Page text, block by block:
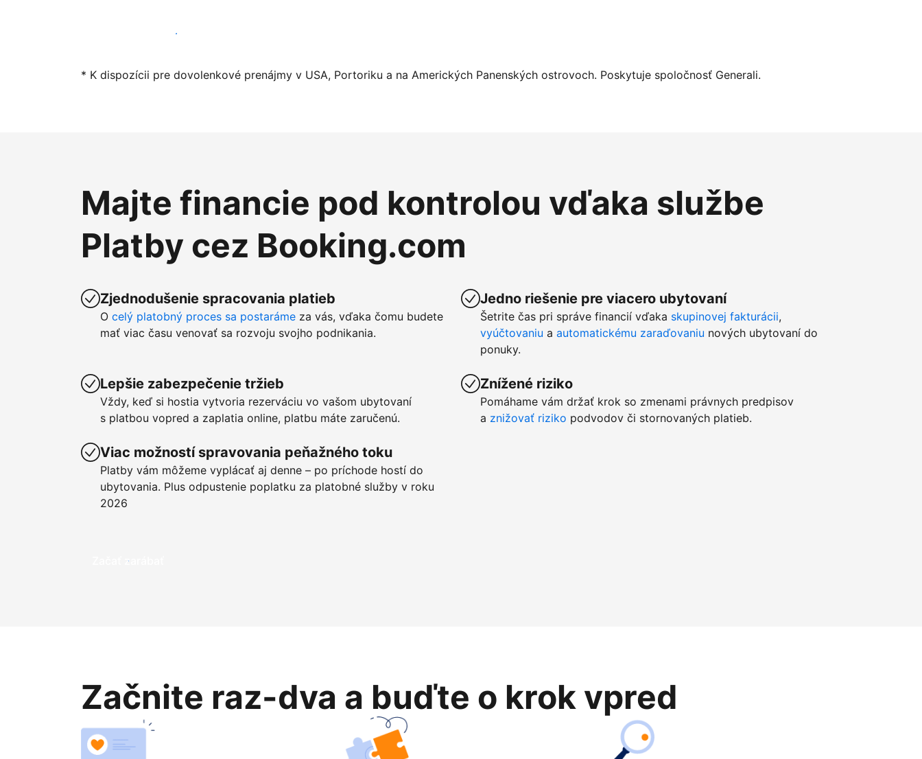
Začať ponúkať svoje ubytovanie
* K dispozícii pre dovolenkové prenájmy v USA, Portoriku a na Amerických Panenských ostrovoch. Poskytuje spoločnosť Generali.
Majte financie pod kontrolou vďaka službe
Platby cez Booking.com
Zjednodušenie spracovania platieb
O celý platobný proces sa postaráme za vás, vďaka čomu budete
mať viac času venovať sa rozvoju svojho podnikania.
Lepšie zabezpečenie tržieb
Vždy, keď si hostia vytvoria rezerváciu vo vašom ubytovaní
s platbou vopred a zaplatia online, platbu máte zaručenú.
Viac možností spravovania peňažného toku
Platby vám môžeme vyplácať aj denne – po príchode hostí do
ubytovania. Plus odpustenie poplatku za platobné služby v roku
2026
Jedno riešenie pre viacero ubytovaní
Šetrite čas pri správe financií vďaka skupinovej fakturácii,
vyúčtovaniu a automatickému zaraďovaniu nových ubytovaní do
ponuky.
Znížené riziko
Pomáhame vám držať krok so zmenami právnych predpisov
a znižovať riziko podvodov či stornovaných platieb.
Začať zarábať
Začnite raz-dva a buďte o krok vpred